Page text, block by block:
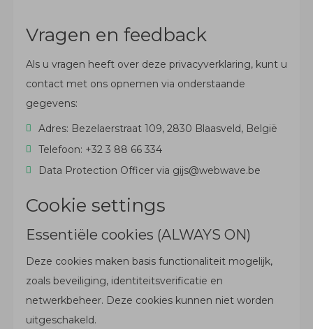
Vragen en feedback
Als u vragen heeft over deze privacyverklaring, kunt u
contact met ons opnemen via onderstaande
gegevens:
Adres: Bezelaerstraat 109, 2830 Blaasveld, België
Telefoon: +32 3 88 66 334
Data Protection Officer via gijs@webwave.be
Cookie settings
Essentiële cookies (ALWAYS ON)
Deze cookies maken basis functionaliteit mogelijk,
zoals beveiliging, identiteitsverificatie en
netwerkbeheer. Deze cookies kunnen niet worden
uitgeschakeld.